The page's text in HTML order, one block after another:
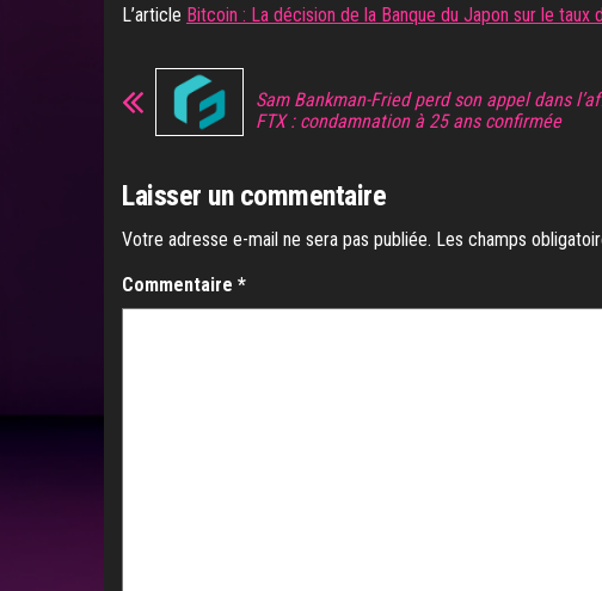
L’article Bitcoin : La décision de la Banque du Japon sur le
Sam Bankman-Fried perd son appel dans
FTX : condamnation à 25 ans confirmée
Laisser un commentaire
Votre adresse e-mail ne sera pas publiée. Les champs
Commentaire *